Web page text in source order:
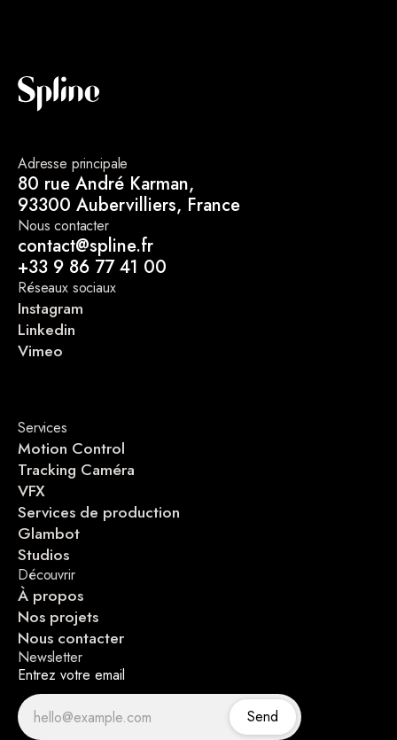
Adresse principale
80 rue André Karman,
93300 Aubervilliers, France
Nous contacter
contact@spline.fr
+33 9 86 77 41 00
Réseaux sociaux
Instagram
Linkedin
Vimeo
Services
Motion Control
Tracking Caméra
VFX
Services de production
Glambot
Studios
Découvrir
À propos
Nos projets
Nous contacter
Newsletter
Entrez votre email
Send